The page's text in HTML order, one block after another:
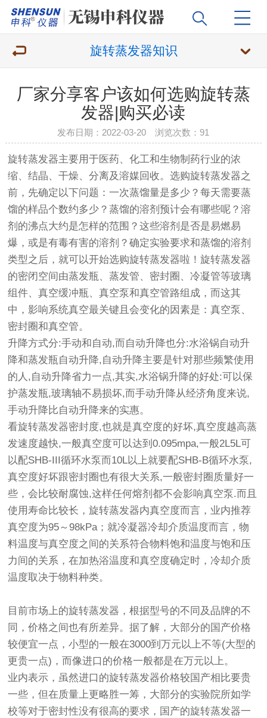
旋转蒸发器知识
厂家分享客户该如何选购旋转蒸
发器|购买必读
发布日期：2022-03-20 浏览次数： 91
旋转蒸发器主要用于医药、化工和生物制药行业的浓
缩、结晶、干燥、分离及溶媒回收。选购旋转蒸发器之
前，先确定以下问题：一次蒸馏量是多少？每天需要蒸
馏的样品个数约多少？蒸馏的溶剂预计会有哪些呢？溶
剂的沸点大约是怎样的范围？这些溶剂是否是易燃易
爆，或是有毒有害的溶剂？确定实验要求和蒸馏的溶剂
类型之后，就可以开始选购旋转蒸发器啦！旋转蒸发器
的密闭空间由蒸发瓶、蒸发管、密封圈、冷凝管等玻璃
组件、真空缓冲瓶、真空泵和真空管路组成，而这其
中，影响系统真空最关键且会变化的因素是：真空泵、
密封圈和真空管。
升降方式分:手动和自动,而自动升降也分:水浴锅自动升
降和蒸发瓶自动升降,自动升降主要是针对那些频繁使用
的人,自动升降省力一点,其实,水浴锅升降的好处:可以保
护蒸发瓶,玻璃轴不易损坏,而手动升降从经济角度来说,
手动升降比自动升降来的实惠。
看旋转蒸发器密封度,也就是真空度的好坏,真空度越高蒸
发速度越快,一般真空度可以达到0.095mpa,一般2L5L可
以配SHB-III循环水泵而10L以上就要配SHB-B循环水泵,
真空度好坏跟密封圈也有很大关系,一般密封圈质量好一
些，会比较耐腐蚀,这样任何熔剂都不会影响真空泵.而且
使用寿命比较长，旋转蒸发器内真空度而言，业内推荐
真空度为95～98kPa；就冷凝器冷却介质温度而言，物
料温度与真空度之间的关系符合物料饱和温度与饱和压
力间的关系，在加热浴温度和真空度确定时，冷却介质
温度取决于物料种类。
目前市场上的旋转蒸发器，根据型号的不同及品牌的不
同，价格之间也有所差异。据了解，大部分的国产价格
较便宜一点，小型的一般在3000到万元以上不等(大型的
更贵一点)，而像进口的价格一般都是在万元以上。
业内表示，虽然进口的旋转蒸发器价格较国产相比要贵
一些，但在质量上更略胜一筹，大部分的实验院所如学
校等对于密封性没有很高的要求，国产的旋转蒸发器一